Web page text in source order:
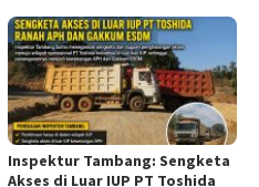
Inspektur Tambang: Sengketa
Akses di Luar IUP PT Toshida